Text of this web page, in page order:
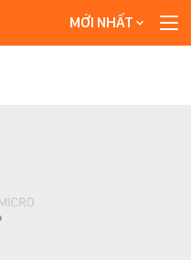
MỚI NHẤT